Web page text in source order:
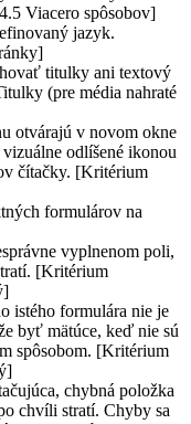
Viacero spôsobov]
jazyk.
titulky ani textový
(pre média nahraté
otvárajú v novom okne
odlíšené ikonou
čítačky. [Kritérium
formulárov na
vyplnenom poli,
[Kritérium
istého formulára nie je
byť mätúce, keď nie sú
spôsobom. [Kritérium
chybná položka
chvíli stratí. Chyby sa